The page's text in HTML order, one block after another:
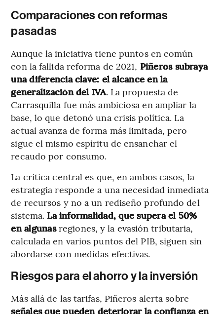
Comparaciones con reformas
pasadas
Aunque la iniciativa tiene puntos en común
con la fallida reforma de 2021, Piñeros subraya
una diferencia clave: el alcance en la
generalización del IVA. La propuesta de
Carrasquilla fue más ambiciosa en ampliar la
base, lo que detonó una crisis política. La
actual avanza de forma más limitada, pero
sigue el mismo espíritu de ensanchar el
recaudo por consumo.
La crítica central es que, en ambos casos, la
estrategia responde a una necesidad inmediata
de recursos y no a un rediseño profundo del
sistema. La informalidad, que supera el 50%
en algunasregiones, y la evasión tributaria,
calculada en varios puntos del PIB, siguen sin
abordarse con medidas efectivas.
Riesgos para el ahorro y la inversión
Más allá de las tarifas, Piñeros alerta sobre
señales que pueden deteriorar la confianza en